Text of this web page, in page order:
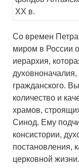
Со времен
миром в России
иерархия,
духовноначалия,
гражданского.
количество и
храмов,
Синод. Ему
консистории,
постановления,
церковной жизни.